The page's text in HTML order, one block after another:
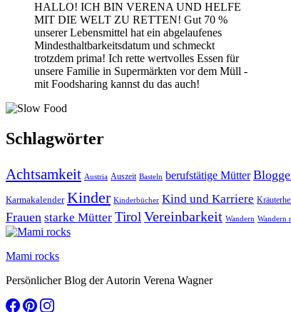
HALLO! ICH BIN VERENA UND HELFE
MIT DIE WELT ZU RETTEN! Gut 70 %
unserer Lebensmittel hat ein abgelaufenes
Mindesthaltbarkeitsdatum und schmeckt
trotzdem prima! Ich rette wertvolles Essen für
unsere Familie in Supermärkten vor dem Müll -
mit Foodsharing kannst du das auch!
Schlagwörter
Achtsamkeit Austria Auszeit Basteln berufstätige Mütter
Karmakalender Kinder Kinderbücher Kind und Karriere
Frauen starke Mütter Tirol Vereinbarkeit Wandern Wandern
Mami rocks
Persönlicher Blog der Autorin Verena Wagner